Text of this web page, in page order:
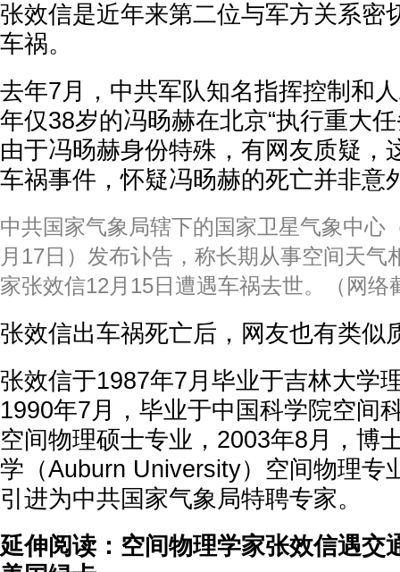
张效信是近年来第二位与军方关系密
车祸。
去年7月，中共军队知名指挥控制和
年仅38岁的冯旸赫在北京“执行重大
由于冯旸赫身份特殊，有网友质疑，
车祸事件，怀疑冯旸赫的死亡并非意
中共国家气象局辖下的国家卫星气象中心
月17日）发布讣告，称长期从事空间天气
家张效信12月15日遭遇车祸去世。（网络
张效信出车祸死亡后，网友也有类似
张效信于1987年7月毕业于吉林大学
1990年7月，毕业于中国科学院空间
空间物理硕士专业，2003年8月，博
学（Auburn University）空间物理专
引进为中共国家气象局特聘专家。
延伸阅读：空间物理学家张效信遇交